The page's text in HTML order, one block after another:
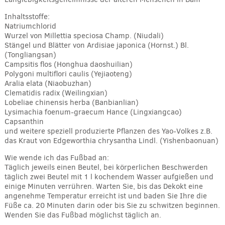
Inhaltsstoffe:
Natriumchlorid
Wurzel von Millettia speciosa Champ. (Niudali)
Stängel und Blätter von Ardisiae japonica (Hornst.) Bl.
(Tongliangsan)
Campsitis flos (Honghua daoshuilian)
Polygoni multiflori caulis (Yejiaoteng)
Aralia elata (Niaobuzhan)
Clematidis radix (Weilingxian)
Lobeliae chinensis herba (Banbianlian)
Lysimachia foenum-graecum Hance (Lingxiangcao)
Capsanthin
und weitere speziell produzierte Pflanzen des Yao-Volkes z.B.
das Kraut von Edgeworthia chrysantha Lindl. (Yishenbaonuan)
Wie wende ich das Fußbad an:
Täglich jeweils einen Beutel, bei körperlichen Beschwerden
täglich zwei Beutel mit 1 l kochendem Wasser aufgießen und
einige Minuten verrühren. Warten Sie, bis das Dekokt eine
angenehme Temperatur erreicht ist und baden Sie Ihre die
Füße ca. 20 Minuten darin oder bis Sie zu schwitzen beginnen.
Wenden Sie das Fußbad möglichst täglich an.